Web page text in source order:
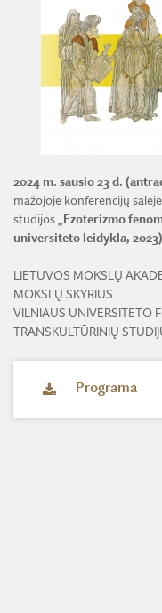
VIRTUALI LMA
TECHNIKOS
JAUNOJI
SKYRIAI IR
PAREIGYBIŲ
KORUPCIJOS
PRANEŠĖJŲ
LMA IR
PASLAUGOS
ES SF
FINANSŲ
ŪKIO
TARNYBINIAI
LĖŠOS
2024 m. sausio 23 d.
mažojoje konferencijų
studijos
„Ezoterizmo
universiteto leidykla,
LIETUVOS MOKSLŲ
MOKSLŲ SKYRIUS
VILNIAUS UNIVERSITETO
TRANSKULTŪRINIŲ
Programa